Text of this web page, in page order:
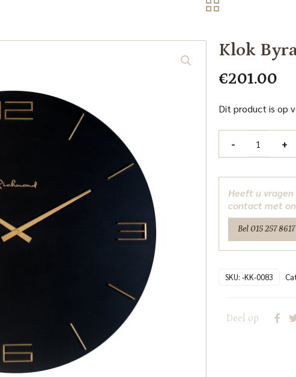
Klok
€201.00
Dit product is op
-
Interiors
aantal
+
Heeft u
contact met
Bel 015 257 8617
SKU: -KK-0083
Deel op